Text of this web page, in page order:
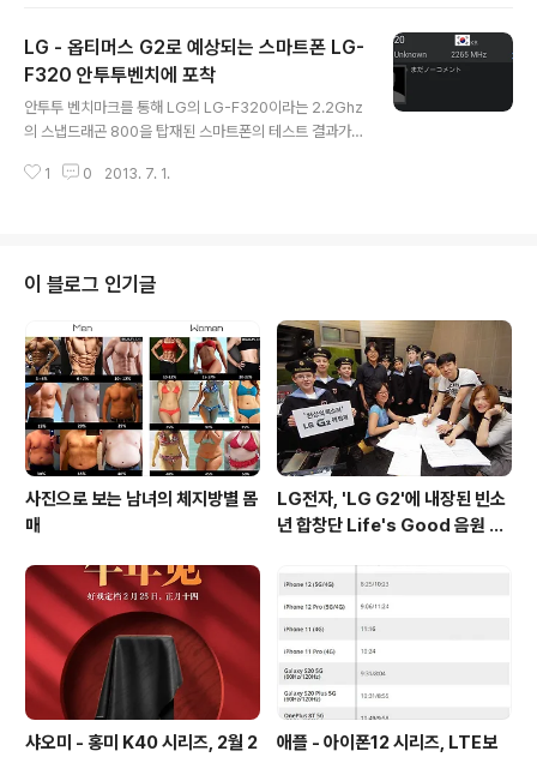
다.
LG - 옵티머스 G2로 예상되는 스마트폰 LG-
F320 안투투벤치에 포착
안투투 벤치마크를 통해 LG의 LG-F320이라는 2.2Ghz
의 스냅드래곤 800을 탑재된 스마트폰의 테스트 결과가
곤 800을 채용한 갤럭시 S4 LTE-A의 31491과 소니의
d Unknown"을 통해 LG에서 제조중인 넥서스 5일 수도
있을 듯 합니다.
1 0 2013. 7. 1.
이 블로그 인기글
사진으로 보는 남녀의 체지방별 몸
매
LG전자, 'LG G2'에 내장된 빈소
년 합창단 Life's Good 음원 공
샤오미 - 홍미 K40 시리즈, 2월 2
애플 - 아이폰12 시리즈, LTE보